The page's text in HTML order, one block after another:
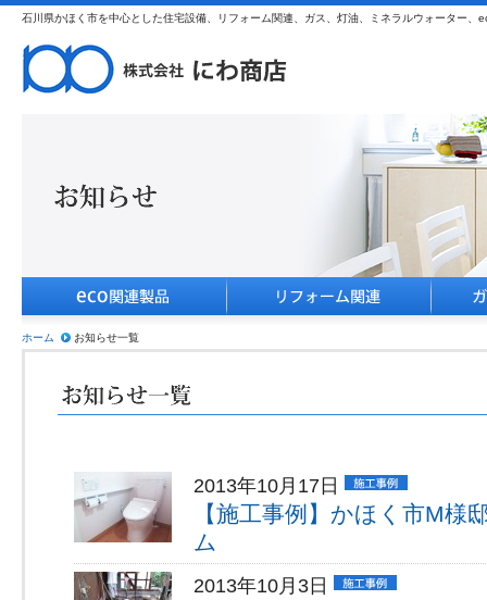
石川県かほく市を中心とした住宅設備、リフォーム関連、ガス、灯油、ミネラルウォーター、
ホーム お知らせ一覧
2013年10月17日
【施工事例】かほく市M
ム
2013年10月3日